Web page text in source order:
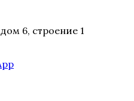
6, строение 1